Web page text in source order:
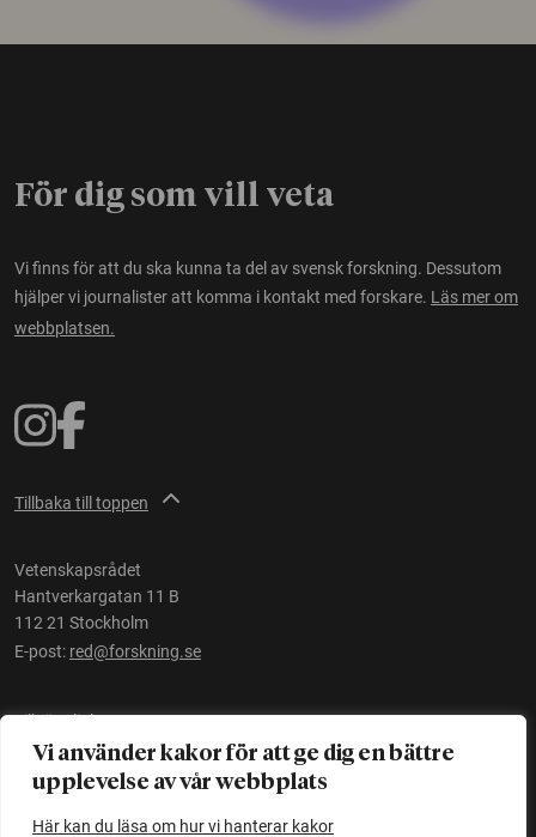
Vi använder kakor för att ge dig en bättre
upplevelse av vår webbplats
Här kan du läsa om hur vi hanterar kakor
För dig som vill veta
Vi finns för att du ska kunna ta del av svensk forskning. Dessutom
hjälper vi journalister att komma i kontakt med forskare. Läs mer om
webbplatsen.
Tillbaka till toppen
Vetenskapsrådet
Hantverkargatan 11 B
112 21 Stockholm
E-post: red@forskning.se
Tillgänglighet
Ett initiativ avVetenskapsrådet